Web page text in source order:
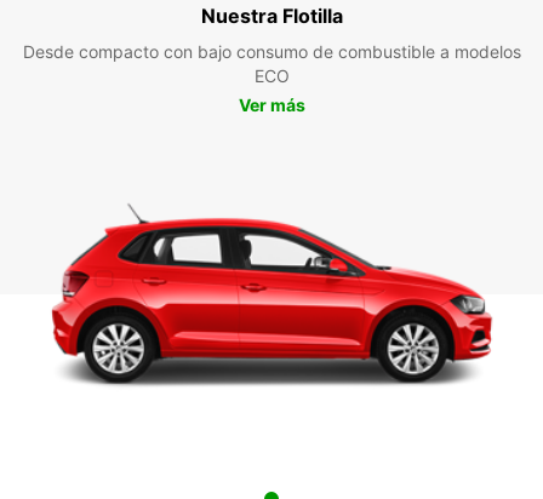
Nuestra Flotilla
Desde compacto con bajo consumo de combustible a modelos
ECO
Ver más